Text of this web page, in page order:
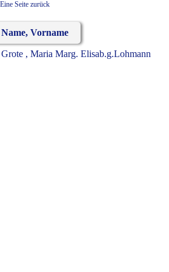
Eine Seite zurück
Name, Vorname
Grote , Maria Marg. Elisab.g.Lohmann